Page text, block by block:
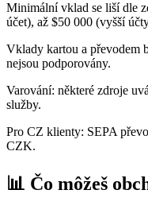
Minimální vklad se liší dle
účet), až $50 000 (vyšší
Vklady kartou a převodem
nejsou podporovány.
Varování: některé zdroje
služby.
Pro CZ klienty: SEPA
CZK.
📊 Čo môžeš